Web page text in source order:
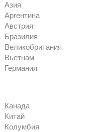
Азия
Аргентина
Австрия
Бразилия
Великобритания
Вьетнам
Германия
Канада
Китай
Колумбия